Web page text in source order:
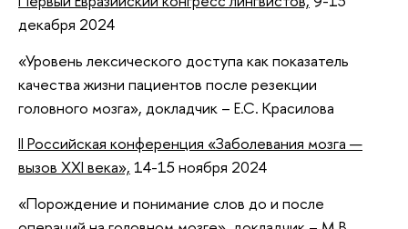
декабря 2024
«Уровень лексического доступа как показатель
качества жизни пациентов после резекции
головного мозга», докладчик – Е.С. Красилова
II Российская конференция «Заболевания мозга —
вызов XXI века», 14-15 ноября 2024
«Порождение и понимание слов до и после